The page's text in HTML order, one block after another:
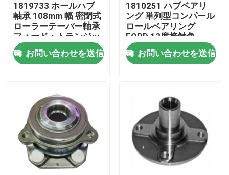
家へ
わたしたち に つい て
工場 ツアー
1819733 ホールハブ
軸承 108mm 幅 密閉式
ローラーテーパー軸承
フォード・トランジッ
トバス
お問い合わせを送信
1810251 ハブベアリ
ング 単列型コンパール
ロールベアリング
FORD 12度接触角
お問い合わせを送信